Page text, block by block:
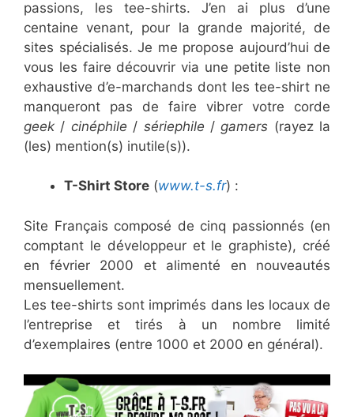
passions, les tee-shirts. J’en ai plus d’une
centaine venant, pour la grande majorité, de
sites spécialisés. Je me propose aujourd’hui de
vous les faire découvrir via une petite liste non
exhaustive d’e-marchands dont les tee-shirt ne
manqueront pas de faire vibrer votre corde
geek / cinéphile / sériephile /gamers (rayez la
(les) mention(s) inutile(s)).
T-Shirt Store (www.t-s.fr) :
Site Français composé de cinq passionnés (en
comptant le développeur et le graphiste), créé
en février 2000 et alimenté en nouveautés
mensuellement.
Les tee-shirts sont imprimés dans les locaux de
l’entreprise et tirés à un nombre limité
d’exemplaires (entre 1000 et 2000 en général).